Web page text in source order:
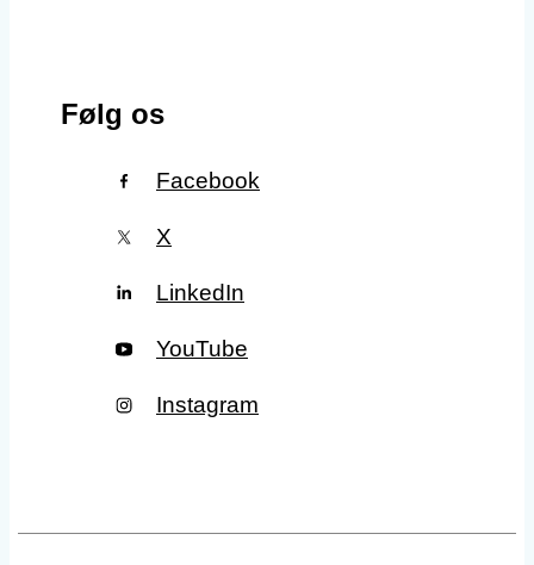
Følg os
Facebook
X
LinkedIn
YouTube
Instagram